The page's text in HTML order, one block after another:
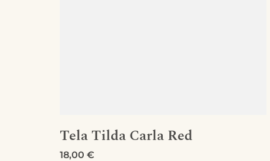
Tela Tilda Carla Red
18,00 €